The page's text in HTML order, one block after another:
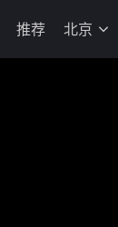
推荐 北京